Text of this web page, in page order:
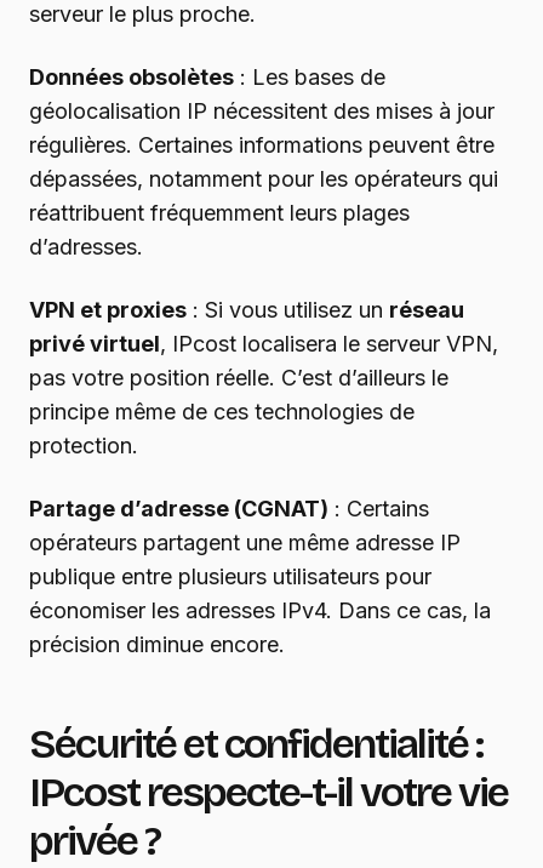
serveur le plus proche.
Données obsolètes : Les bases de
géolocalisation IP nécessitent des mises à jour
régulières. Certaines informations peuvent être
dépassées, notamment pour les opérateurs qui
réattribuent fréquemment leurs plages
d’adresses.
VPN et proxies : Si vous utilisez un réseau
privé virtuel, IPcost localisera le serveur VPN,
pas votre position réelle. C’est d’ailleurs le
principe même de ces technologies de
protection.
Partage d’adresse (CGNAT) : Certains
opérateurs partagent une même adresse IP
publique entre plusieurs utilisateurs pour
économiser les adresses IPv4. Dans ce cas, la
précision diminue encore.
Sécurité et confidentialité :
IPcost respecte-t-il votre vie
privée ?